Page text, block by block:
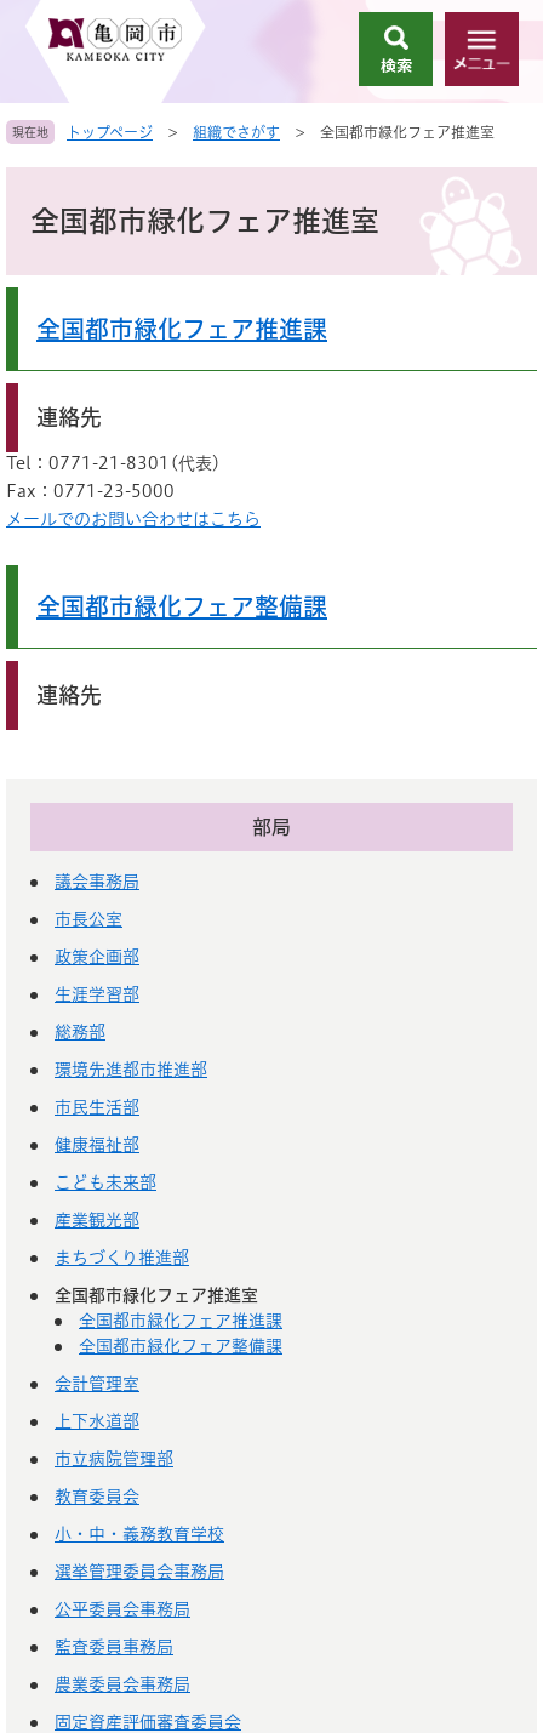
頭
で
飛
ば
へ
索
メ
ニ
ー
現在地 トップページ > 組織でさがす > 全国都市緑化フェア推進室
全国都市緑化フェア推進室
全国都市緑化フェア推進課
連絡先
Tel：0771-21-8301
代表
Fax：0771-23-5000
メールでのお問い合わせはこちら
全国都市緑化フェア整備課
連絡先
部局
議会事務局
市長公室
政策企画部
生涯学習部
総務部
環境先進都市推進部
市民生活部
健康福祉部
こども未来部
産業観光部
まちづくり推進部
全国都市緑化フェア推進室
全国都市緑化フェア推進課
全国都市緑化フェア整備課
会計管理室
上下水道部
市立病院管理部
教育委員会
小・中・義務教育学校
選挙管理委員会事務局
公平委員会事務局
監査委員事務局
農業委員会事務局
固定資産評価審査委員会